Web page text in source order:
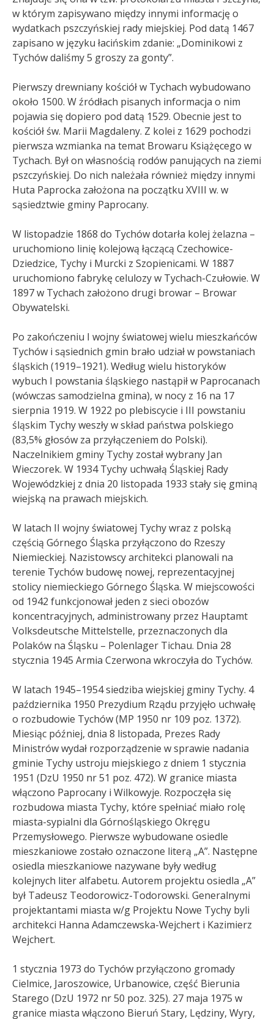
w którym zapisywano między innymi informację o
wydatkach pszczyńskiej rady miejskiej. Pod datą 1467
zapisano w języku łacińskim zdanie: „Dominikowi z
Tychów daliśmy 5 groszy za gonty”.
Pierwszy drewniany kościół w Tychach wybudowano
około 1500. W źródłach pisanych informacja o nim
pojawia się dopiero pod datą 1529. Obecnie jest to
kościół św. Marii Magdaleny. Z kolei z 1629 pochodzi
pierwsza wzmianka na temat Browaru Książęcego w
Tychach. Był on własnością rodów panujących na ziemi
pszczyńskiej. Do nich należała również między innymi
Huta Paprocka założona na początku XVIII w. w
sąsiedztwie gminy Paprocany.
W listopadzie 1868 do Tychów dotarła kolej żelazna –
uruchomiono linię kolejową łączącą Czechowice-
Dziedzice, Tychy i Murcki z Szopienicami. W 1887
uruchomiono fabrykę celulozy w Tychach-Czułowie. W
1897 w Tychach założono drugi browar – Browar
Obywatelski.
Po zakończeniu I wojny światowej wielu mieszkańców
Tychów i sąsiednich gmin brało udział w powstaniach
śląskich (1919–1921). Według wielu historyków
wybuch I powstania śląskiego nastąpił w Paprocanach
(wówczas samodzielna gmina), w nocy z 16 na 17
sierpnia 1919. W 1922 po plebiscycie i III powstaniu
śląskim Tychy weszły w skład państwa polskiego
(83,5% głosów za przyłączeniem do Polski).
Naczelnikiem gminy Tychy został wybrany Jan
Wieczorek. W 1934 Tychy uchwałą Śląskiej Rady
Wojewódzkiej z dnia 20 listopada 1933 stały się gminą
wiejską na prawach miejskich.
W latach II wojny światowej Tychy wraz z polską
częścią Górnego Śląska przyłączono do Rzeszy
Niemieckiej. Nazistowscy architekci planowali na
terenie Tychów budowę nowej, reprezentacyjnej
stolicy niemieckiego Górnego Śląska. W miejscowości
od 1942 funkcjonował jeden z sieci obozów
koncentracyjnych, administrowany przez Hauptamt
Volksdeutsche Mittelstelle, przeznaczonych dla
Polaków na Śląsku – Polenlager Tichau. Dnia 28
stycznia 1945 Armia Czerwona wkroczyła do Tychów.
W latach 1945–1954 siedziba wiejskiej gminy Tychy. 4
października 1950 Prezydium Rządu przyjęło uchwałę
o rozbudowie Tychów (MP 1950 nr 109 poz. 1372).
Miesiąc później, dnia 8 listopada, Prezes Rady
Ministrów wydał rozporządzenie w sprawie nadania
gminie Tychy ustroju miejskiego z dniem 1 stycznia
1951 (DzU 1950 nr 51 poz. 472). W granice miasta
włączono Paprocany i Wilkowyje. Rozpoczęła się
rozbudowa miasta Tychy, które spełniać miało rolę
miasta-sypialni dla Górnośląskiego Okręgu
Przemysłowego. Pierwsze wybudowane osiedle
mieszkaniowe zostało oznaczone literą „A”. Następne
osiedla mieszkaniowe nazywane były według
kolejnych liter alfabetu. Autorem projektu osiedla „A”
był Tadeusz Teodorowicz-Todorowski. Generalnymi
projektantami miasta w/g Projektu Nowe Tychy byli
architekci Hanna Adamczewska-Wejchert i Kazimierz
Wejchert.
1 stycznia 1973 do Tychów przyłączono gromady
Cielmice, Jaroszowice, Urbanowice, część Bierunia
Starego (DzU 1972 nr 50 poz. 325). 27 maja 1975 w
granice miasta włączono Bieruń Stary, Lędziny, Wyry,